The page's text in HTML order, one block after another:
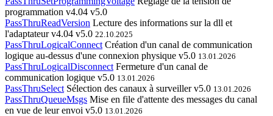
programmation v4.04 v5.0
PassThruReadVersion Lecture des informations sur la dll et
l'adaptateurv4.04 v5.0 22.10.2025
PassThruLogicalConnect Création d'un canal de communication
logique au-dessus d'une connexion physique v5.0 13.01.2026
PassThruLogicalDisconnect Fermeture d'un canal de
communication logique v5.0 13.01.2026
PassThruSelect Sélection des canaux à surveillerv5.0 13.01.2026
PassThruQueueMsgs Mise en file d'attente des messages du canal
en vue de leur envoi v5.0 13.01.2026